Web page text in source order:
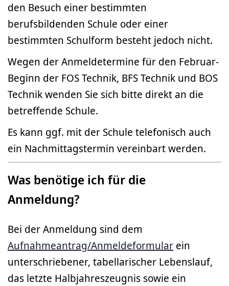
den Besuch einer bestimmten
berufsbildenden Schule oder einer
bestimmten Schulform besteht jedoch nicht.
Wegen der Anmeldetermine für den Februar-
Beginn der FOS Technik, BFS Technik und BOS
Technik wenden Sie sich bitte direkt an die
betreffende Schule.
Es kann ggf. mit der Schule telefonisch auch
ein Nachmittagstermin vereinbart werden.
Was benötige ich für die
Anmeldung?
Bei der Anmeldung sind dem
Aufnahmeantrag/Anmeldeformular ein
unterschriebener, tabellarischer Lebenslauf,
das letzte Halbjahreszeugnis sowie ein